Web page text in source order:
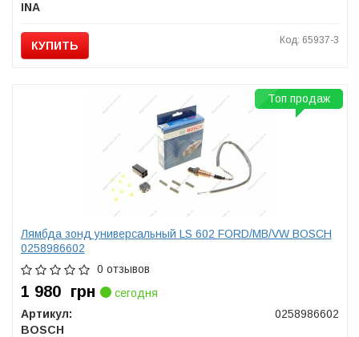
INA
КУПИТЬ Код: 65937-3
Лямбда зонд универсальный LS 602 FORD/MB/VW BOSCH
0258986602
0 отзывов
1 980 грн
сегодня
Артикул:
0258986602
BOSCH
Топ продаж